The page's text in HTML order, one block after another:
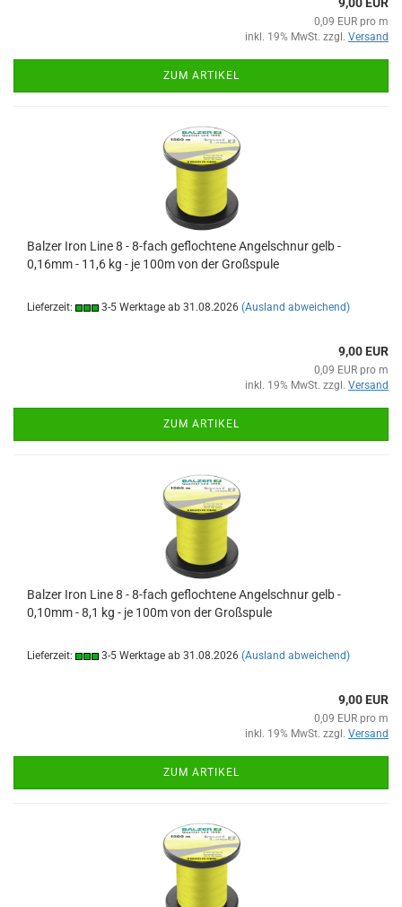
0,09 EUR pro m
inkl. 19% MwSt. zzgl. Versand
ZUM ARTIKEL
Balzer Iron Line 8 - 8-fach geflochtene Angelschnur gelb -
0,16mm - 11,6 kg - je 100m von der Großspule
Lieferzeit: 3-5 Werktage ab 31.08.2026 (Ausland abweichend)
9,00 EUR
0,09 EUR pro m
inkl. 19% MwSt. zzgl. Versand
ZUM ARTIKEL
Balzer Iron Line 8 - 8-fach geflochtene Angelschnur gelb -
0,10mm - 8,1 kg - je 100m von der Großspule
Lieferzeit: 3-5 Werktage ab 31.08.2026 (Ausland abweichend)
9,00 EUR
0,09 EUR pro m
inkl. 19% MwSt. zzgl. Versand
ZUM ARTIKEL